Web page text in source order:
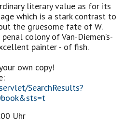
literary value as for its
which is a stark contrast to
the gruesome fate of W.
colony of Van-Diemen’s-
painter - of fish.
own copy!
SearchResults?
Uhr